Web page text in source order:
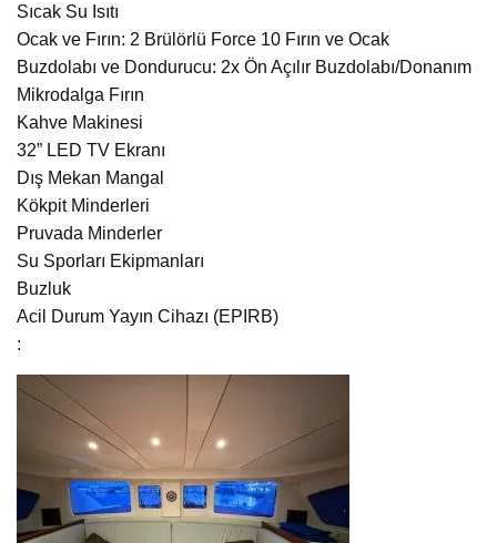
Sıcak Su Isıtı
Ocak ve Fırın: 2 Brülörlü Force 10 Fırın ve Ocak
Buzdolabı ve Dondurucu: 2x Ön Açılır Buzdolabı/Donanım
Mikrodalga Fırın
Kahve Makinesi
32” LED TV Ekranı
Dış Mekan Mangal
Kökpit Minderleri
Pruvada Minderler
Su Sporları Ekipmanları
Buzluk
Acil Durum Yayın Cihazı (EPIRB)
: